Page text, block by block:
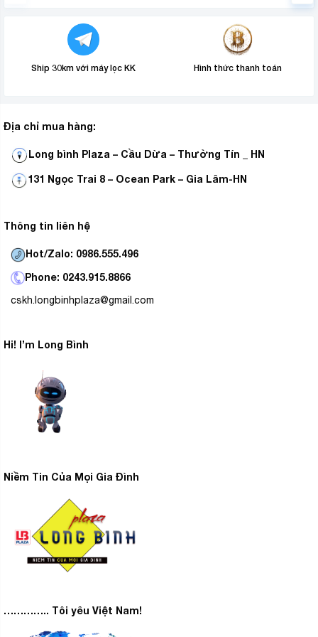
Cung cấp nước sạch cho sinh hoạt mang lại sự an toàn
khi sử dụng trực tiếp nước máy, làm giảm nguy cơ mắc
bênh đường tiêu hóa như loại bỏ các loại vi khuẩn Asen,
Ship 30km với máy lọc KK Hình thức thanh toán
Địa chỉ mua hàng:
Long bình Plaza – Cầu Dừa – Thường Tín _ HN
131 Ngọc Trai 8 – Ocean Park – Gia Lâm-HN
Thông tin liên hệ
Hot/Zalo: 0986.555.496
Phone: 0243.915.8866
cskh.longbinhplaza@gmail.com
Hi! I’m Long Bình
Niềm Tin Của Mọi Gia Đình
………….. Tôi yêu Việt Nam!